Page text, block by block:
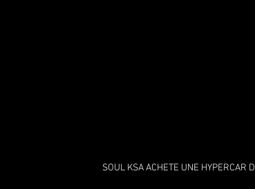
SOUL KSA ACHETE UNE HYPERCAR